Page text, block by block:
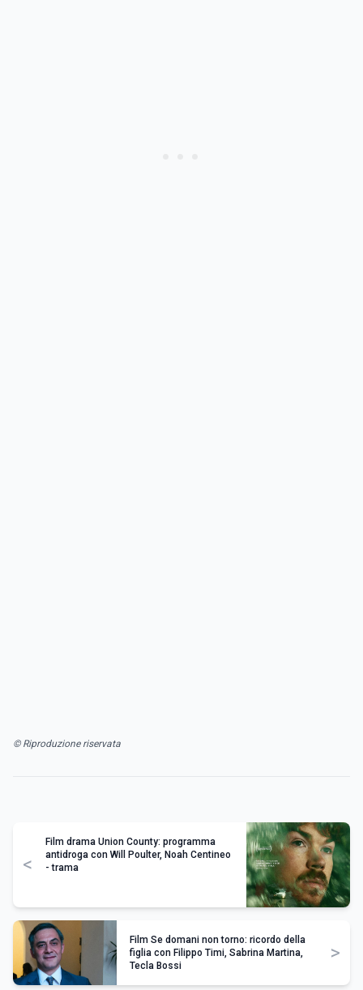
© Riproduzione riservata
<
Film drama Union County: programma
antidroga con Will Poulter, Noah Centineo
- trama
Film Se domani non torno: ricordo della
figlia con Filippo Timi, Sabrina Martina,
Tecla Bossi
>